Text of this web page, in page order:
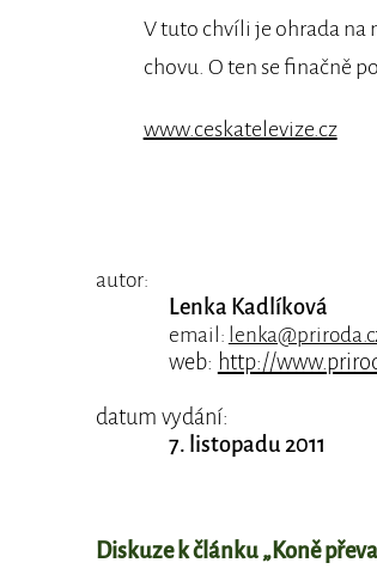
V tuto chvíli je ohrada na
chovu. O ten se finačně
www.ceskatelevize.cz
autor:
Lenka Kadlíková
email:
web: http://
datum vydání:
7. listopadu 2011
Diskuze k článku „Koně